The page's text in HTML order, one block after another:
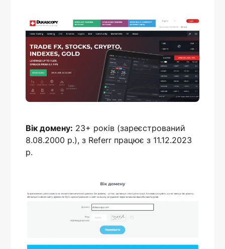
Вік домену: 23+ років (зареєстрований
8.08.2000 р.), з Referr працює з 11.12.2023
р.